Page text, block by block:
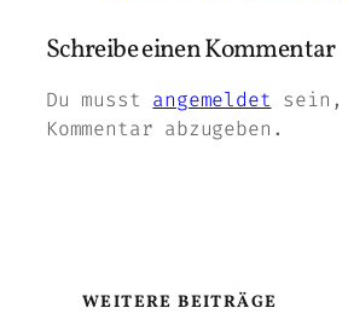
Schreibe einen Kommentar
Du musst angemeldet sein,
Kommentar abzugeben.
WEITERE BEITRÄGE